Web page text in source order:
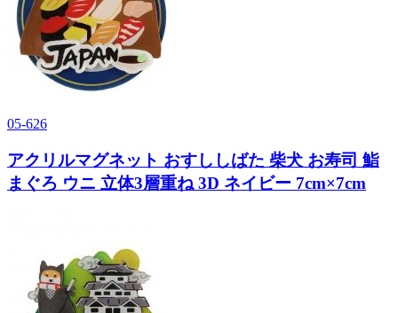
05-626
アクリルマグネット おすししばた 柴犬 お寿司 鮨
まぐろ ウニ 立体3層重ね 3D ネイビー 7cm×7cm